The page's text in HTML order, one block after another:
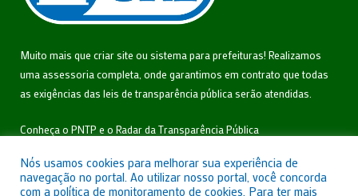
Muito mais que criar site ou sistema para prefeituras! Realizamos
uma assessoria completa, onde garantimos em contrato que todas
as exigências das leis de transparência pública serão atendidas.
Conheça o PNTP e o Radar da Transparência Pública
Nós usamos cookies para melhorar sua experiência de
navegação no portal. Ao utilizar nosso portal, você concorda
com a política de monitoramento de cookies. Para ter mais